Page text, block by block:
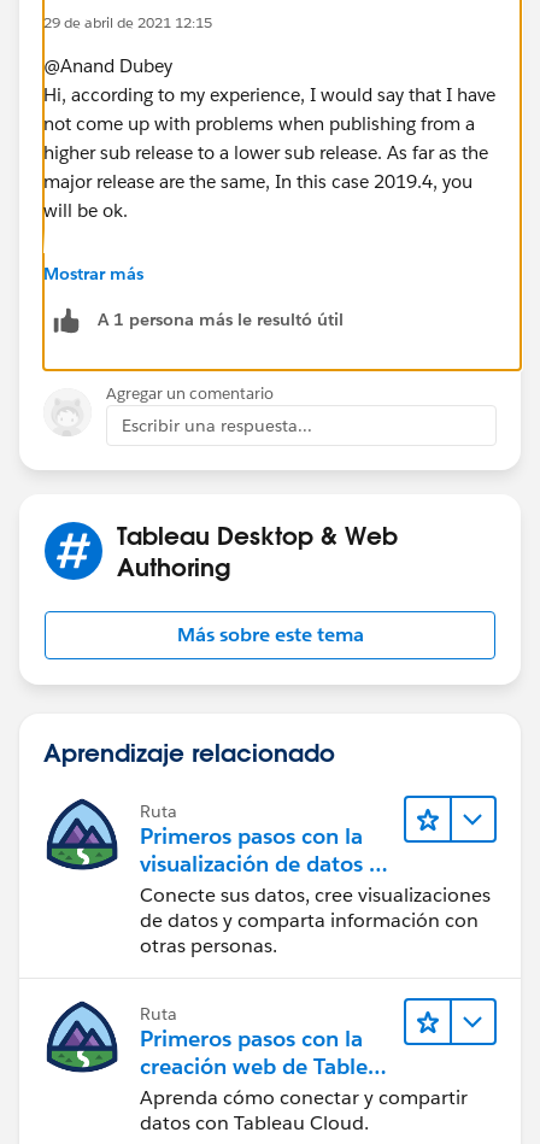
29 de abril de 2021 12:15
@Anand Dubey​
Hi, according to my experience, I would say that I have
not come up with problems when publishing from a
higher sub release to a lower sub release. As far as the
major release are the same, In this case 2019.4, you
will be ok.
If this post assists in resolving the question, please
question. This will help other users find the same
answered questions. Thank you.
Regards,
Mostrar más
A 1 persona más le resultó útil
Agregar un comentario
Escribir una respuesta...
Tableau Desktop & Web
Authoring
Más sobre este tema
Aprendizaje relacionado
Ruta
Primeros pasos con la
visualización de datos en
Tableau Desktop
Conecte sus datos, cree visualizaciones
de datos y comparta información con
otras personas.
Ruta
Primeros pasos con la
creación web de Tableau
Cloud
Aprenda cómo conectar y compartir
datos con Tableau Cloud.